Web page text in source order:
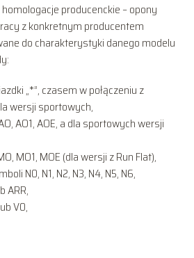
homologacje producenckie – opony
z konkretnym producentem
do charakterystyki danego modelu
„*”, czasem w połączeniu z
wersji sportowych,
AO1, AOE, a dla sportowych wersji
MO1, MOE (dla wersji z Run Flat),
N0, N1, N2, N3, N4, N5, N6,
ARR,
V0,